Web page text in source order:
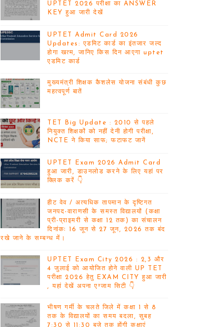
UPTET 2026 परीक्षा का ANSWER
KEY हुआ जारी देखें
UPTET Admit Card 2026
Updates: एडमिट कार्ड का इंतजार जल्द
होगा खत्म, जानिए किस दिन आएगा uptet
एडमिट कार्ड
मुख्यमंत्री शिक्षक कैशलेस योजना संबंधी कुछ
महत्वपूर्ण बातें
TET Big Update : 2010 से पहले
नियुक्त शिक्षकों को नहीं देनी होगी परीक्षा,
NCTE ने किया साफ; फटाफट जानें
UPTET Exam 2026 Admit Card
हुआ जारी, डाउनलोड करने के लिए यहां पर
क्लिक करें 👇
हीट वेव / अत्यधिक तापमान के दृष्टिगत
जनपद-वाराणसी के समस्त विद्यालयों (कक्षा
प्री-प्राइमरी से कक्षा 12 तक) का संचालन
दिनांकः 16 जून से 27 जून, 2026 तक बंद
रखे जाने के सम्बन्ध में।
UPTET Exam City 2026 : 2,3 और
4 जुलाई को आयोजित होने वाली UP TET
परीक्षा 2026 हेतु EXAM CITY हुआ जारी
, यहां देखें अपना एग्जाम सिटी 👇
भीषण गर्मी के चलते जिले में कक्षा 1 से 8
तक के विद्यालयों का समय बदला, सुबह
7:30 से 11:30 बजे तक होंगी कक्षाएं